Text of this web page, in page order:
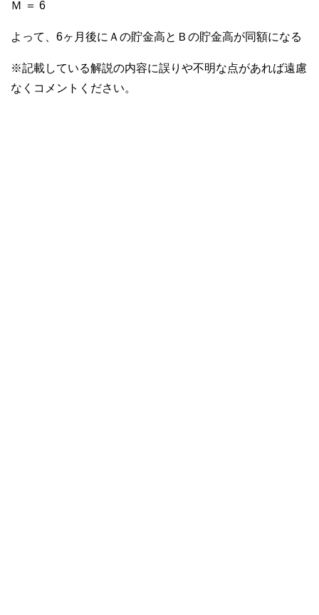
Ｍ ＝ 6
よって、6ヶ月後にＡの貯金高とＢの貯金高が同額になる
※記載している解説の内容に誤りや不明な点があれば遠慮
なくコメントください。